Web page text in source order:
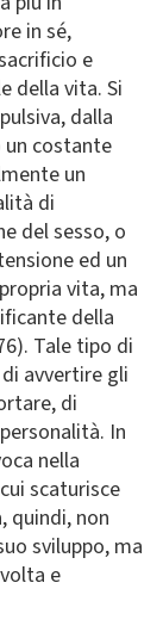
in sé,
e
della vita. Si
dalla
un costante
un
di
del sesso, o
ed un
vita, ma
della
Tale tipo di
avvertire gli
di
In
nella
scaturisce
quindi, non
sviluppo, ma
e